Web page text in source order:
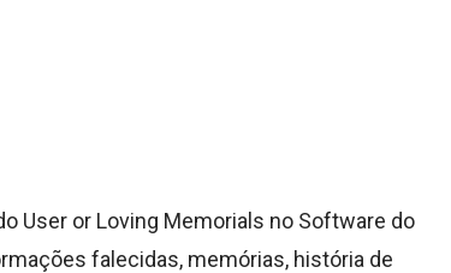
User or Loving Memorials no Software do
falecidas, memórias, história de